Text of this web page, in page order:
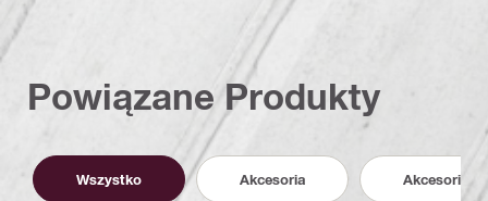
Powiązane Produkty
Wszystko Akcesoria Akcesoria